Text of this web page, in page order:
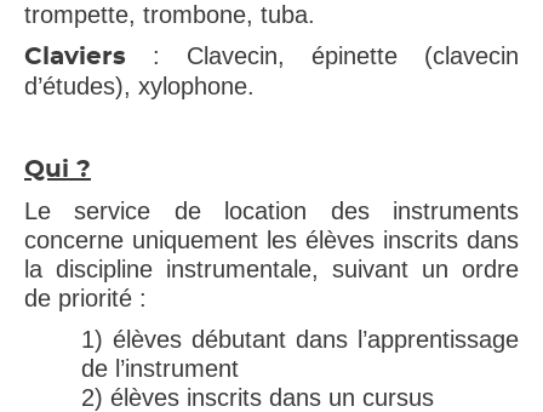
trompette, trombone, tuba.
Claviers : Clavecin, épinette (clavecin
d’études), xylophone.
Qui ?
Le service de location des instruments
concerne uniquement les élèves inscrits dans
la discipline instrumentale, suivant un ordre
de priorité :
1) élèves débutant dans l’apprentissage
de l’instrument
2) élèves inscrits dans un cursus